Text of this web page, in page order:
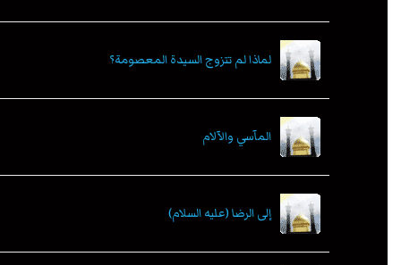
لماذا لم تتزوج السيدة المعصومة؟
المآسي والآلام
إلى الرضا (عليه السلام)